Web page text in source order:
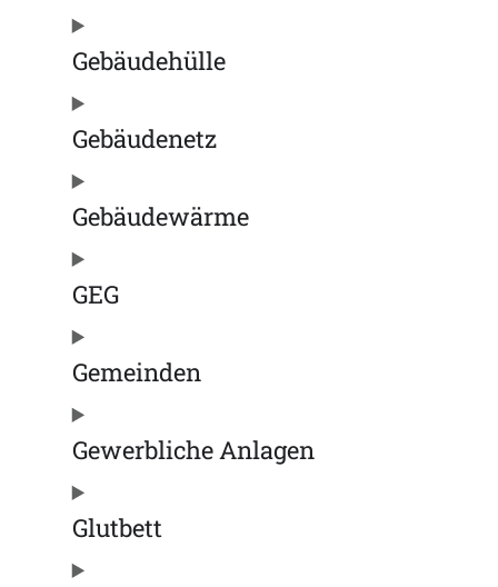
Gebäudehülle
Gebäudenetz
Gebäudewärme
GEG
Gemeinden
Gewerbliche Anlagen
Glutbett